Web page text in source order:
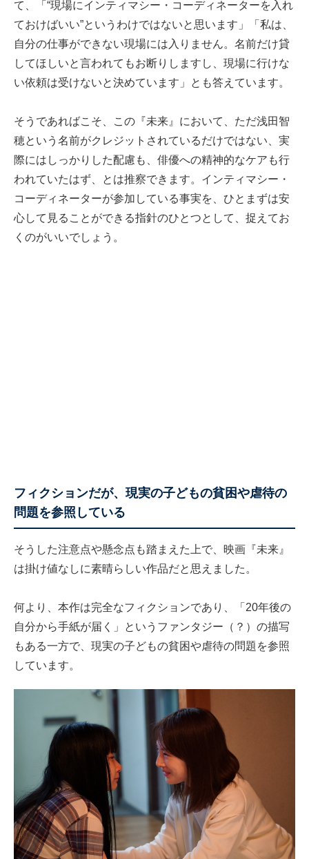
て、「“現場にインティマシー・コーディネーターを入れ
ておけばいい”というわけではないと思います」「私は、
自分の仕事ができない現場には入りません。名前だけ貸
してほしいと言われてもお断りしますし、現場に行けな
い依頼は受けないと決めています」とも答えています。
そうであればこそ、この『未来』において、ただ浅田智
穂という名前がクレジットされているだけではない、実
際にはしっかりした配慮も、俳優への精神的なケアも行
われていたはず、とは推察できます。インティマシー・
コーディネーターが参加している事実を、ひとまずは安
心して見ることができる指針のひとつとして、捉えてお
くのがいいでしょう。
フィクションだが、現実の子どもの貧困や虐待の
問題を参照している
そうした注意点や懸念点も踏まえた上で、映画『未来』
は掛け値なしに素晴らしい作品だと思えました。
何より、本作は完全なフィクションであり、「20年後の
自分から手紙が届く」というファンタジー（？）の描写
もある一方で、現実の子どもの貧困や虐待の問題を参照
しています。